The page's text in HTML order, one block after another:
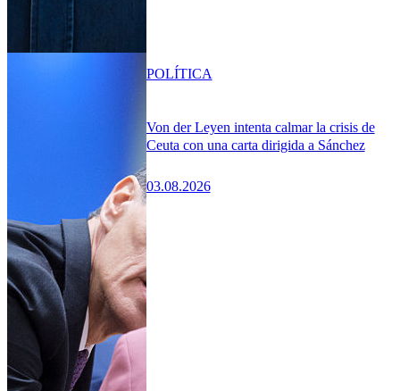
Von der Leyen intenta calmar la crisis de
Ceuta con una carta dirigida a Sánchez
03.08.2026
POLÍTICA